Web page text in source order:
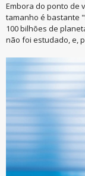
Embora do ponto de
tamanho é bastante
100 bilhões de
não foi estudado, e,